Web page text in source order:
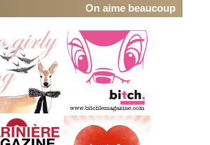
On aime beaucoup